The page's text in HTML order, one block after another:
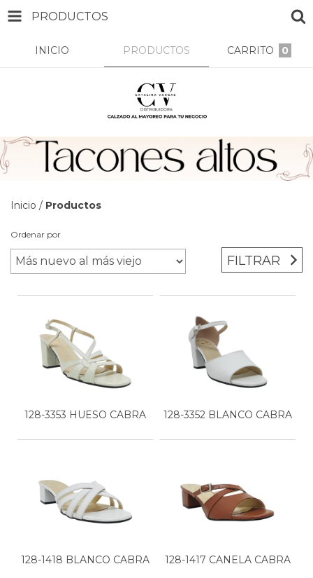
PRODUCTOS
INICIO PRODUCTOS CARRITO 0
Inicio / Productos
Ordenar por
FILTRAR
128-3353 HUESO CABRA 128-3352 BLANCO CABRA
128-1418 BLANCO CABRA 128-1417 CANELA CABRA